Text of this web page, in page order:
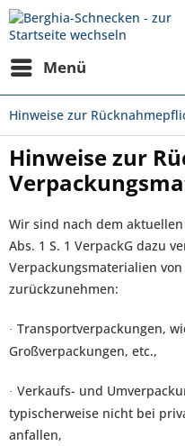
Menü
Hinweise zur
Hinweise zur
Wir sind nach dem
Abs. 1 S. 1 VerpackG dazu
Verpackungsmaterialien
zurückzunehmen:
· Transportverpackungen,
Großverpackungen, etc.,
· Verkaufs- und
typischerweise nicht bei
anfallen,